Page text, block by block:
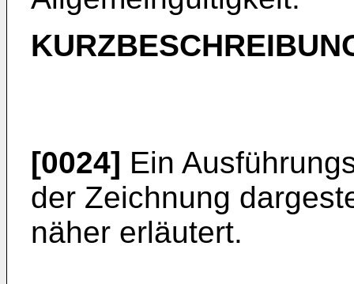
[0024] Ein
der Zeichnung
näher erläutert.